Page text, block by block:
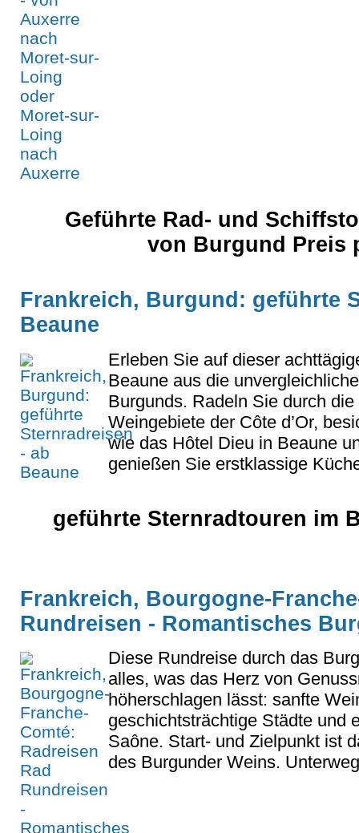
Geführte Rad- und
von Burgund Preis
Frankreich, Burgund: geführte
Beaune
Erleben Sie auf dieser
Beaune aus die
Burgunds. Radeln Sie durch
Weingebiete der Côte d’Or,
wie das Hôtel Dieu in Beaune
genießen Sie erstklassige
geführte Sternradtouren im
Frankreich, Bourgogne-
Rundreisen - Romantisches
Diese Rundreise durch das
alles, was das Herz von
höherschlagen lässt: sanfte
geschichtsträchtige Städte und
Saône. Start- und Zielpunkt ist
des Burgunder Weins.